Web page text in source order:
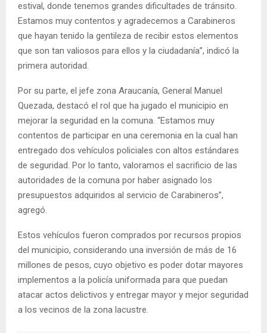
estival, donde tenemos grandes dificultades de tránsito.
Estamos muy contentos y agradecemos a Carabineros
que hayan tenido la gentileza de recibir estos elementos
que son tan valiosos para ellos y la ciudadanía”, indicó la
primera autoridad.
Por su parte, el jefe zona Araucanía, General Manuel
Quezada, destacó el rol que ha jugado el municipio en
mejorar la seguridad en la comuna. “Estamos muy
contentos de participar en una ceremonia en la cual han
entregado dos vehículos policiales con altos estándares
de seguridad. Por lo tanto, valoramos el sacrificio de las
autoridades de la comuna por haber asignado los
presupuestos adquiridos al servicio de Carabineros”,
agregó.
Estos vehículos fueron comprados por recursos propios
del municipio, considerando una inversión de más de 16
millones de pesos, cuyo objetivo es poder dotar mayores
implementos a la policía uniformada para que puedan
atacar actos delictivos y entregar mayor y mejor seguridad
a los vecinos de la zona lacustre.